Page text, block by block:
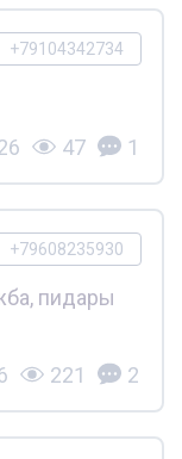
+79104342734
47 1
+79608235930
пидары
221 2